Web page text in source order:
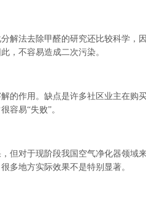
解法去除甲醛的研究还比较科学，
，不容易造成二次污染。
的作用。缺点是许多社区业主在购
容易“失败”。
，但对于现阶段我国空气净化器领
多地方实际效果不是特别显著。